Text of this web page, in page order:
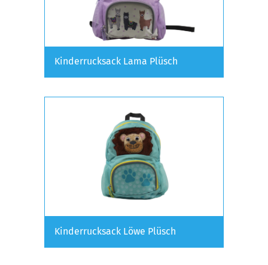
Kinderrucksack Lama Plüsch
Kinderrucksack Löwe Plüsch